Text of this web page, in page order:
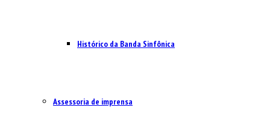
Histórico da Banda Sinfônica
Assessoria de imprensa